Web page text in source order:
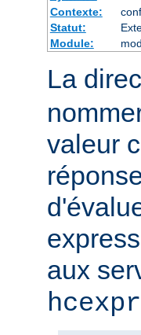
Contexte:
Statut:
Module:
La
valeur
aux
hcexpr